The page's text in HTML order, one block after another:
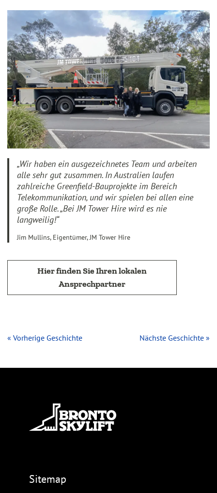
„Wir haben ein ausgezeichnetes Team und arbeiten
alle sehr gut zusammen. In Australien laufen
zahlreiche Greenfield-Bauprojekte im Bereich
Telekommunikation, und wir spielen bei allen eine
große Rolle. „Bei JM Tower Hire wird es nie
langweilig!“
Jim Mullins, Eigentümer, JM Tower Hire
Hier finden Sie Ihren lokalen
Ansprechpartner
« Vorherige Geschichte Nächste Geschichte »
Sitemap